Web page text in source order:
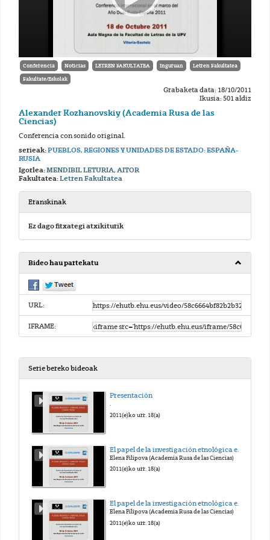
Conferencia Noticias LETREN FAKULTATEA Inguruan Letren Fakultatea
Fakultate/Eskolak
Grabaketa data: 18/10/2011
Ikusia: 501 aldiz
Alexander Kozhanovskiy (Academia Rusa de las
Ciencias)
Conferencia con sonido original.
serieak:PUEBLOS, REGIONES Y UNIDADES DE ESTADO: ESPAÑA-
RUSIA
Igorlea:MENDIBIL LETURIA, AITOR
Fakultatea:Letren Fakultatea
Eranskinak
Ez dago fitxategi atxikiturik
Bideo hau partekatu
URL:
IFRAME:
Serie bereko bideoak
Presentación
.
2011(e)ko urr. 18(a)
Elena Filipova (Academia Rusa de las Ciencias)
2011(e)ko urr. 18(a)
El papel de la investigación etnológica en el estudio de los conflictos étnicos (traducción al español)
Elena Filipova (Academia Rusa de las Ciencias)
2011(e)ko urr. 18(a)